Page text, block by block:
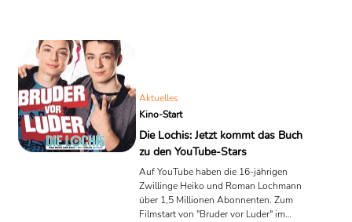
Aktuelles
Kino-Start
Die Lochis: Jetzt kommt das Buch
zu den YouTube-Stars
Auf YouTube haben die 16-jährigen
Zwillinge Heiko und Roman Lochmann
über 1,5 Millionen Abonnenten. Zum
Filmstart von "Bruder vor Luder" im